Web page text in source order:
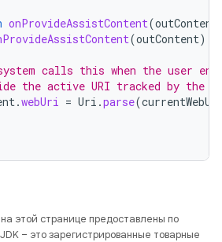
onProvideAssistContent(outContent
(outContent)
calls this when the user
the active URI tracked by the
.webUri = Uri .parse(
этой странице предоставлены по
– это зарегистрированные товарные